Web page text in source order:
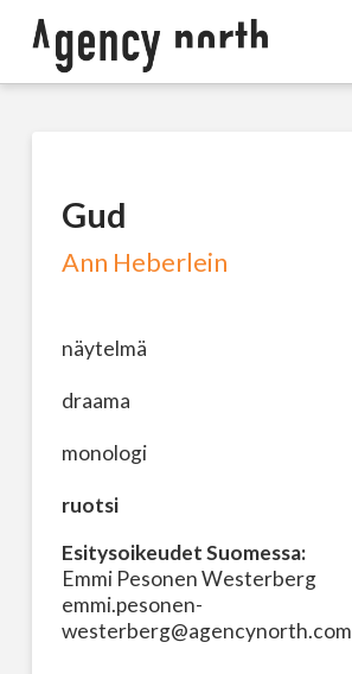
Gud
Ann Heberlein
näytelmä
draama
monologi
ruotsi
Esitysoikeudet Suomessa:
Emmi Pesonen Westerberg
emmi.pesonen-
westerberg@agencynorth.com